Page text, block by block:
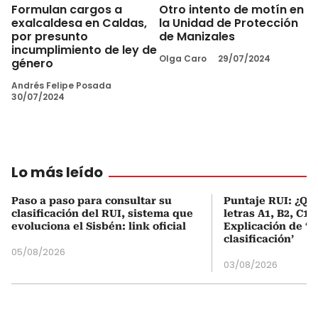
Formulan cargos a
exalcaldesa en Caldas,
por presunto
incumplimiento de ley de
género
Andrés Felipe Posada
30/07/2024
Otro intento de motín en
la Unidad de Protección
de Manizales
Olga Caro 29/07/2024
Lo más leído
Paso a paso para consultar su
clasificación del RUI, sistema que
evoluciona el Sisbén: link oficial
05/08/2026
Puntaje RUI:
letras A1, B2, C1
Explicación de
clasificación’
03/08/2026